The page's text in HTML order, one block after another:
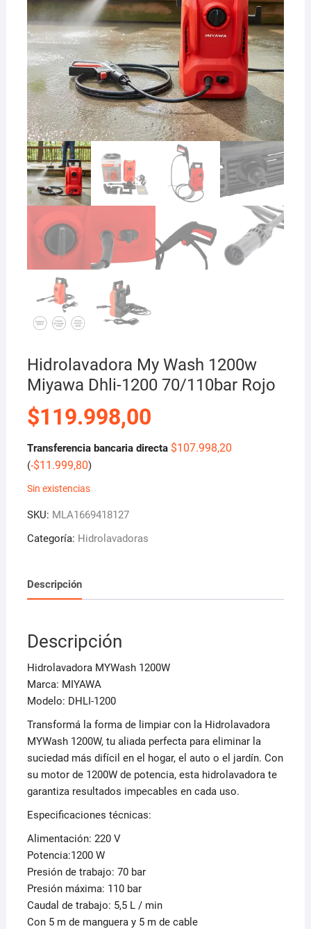
Hidrolavadora My Wash 1200w
Miyawa Dhli-1200 70/110bar Rojo
$119.998,00
Transferencia bancaria directa $107.998,20
(-$11.999,80)
Sin existencias
SKU: MLA1669418127
Categoría: Hidrolavadoras
Descripción
Descripción
Hidrolavadora MYWash 1200W
Marca: MIYAWA
Modelo: DHLI-1200
Transformá la forma de limpiar con la Hidrolavadora
MYWash 1200W, tu aliada perfecta para eliminar la
suciedad más difícil en el hogar, el auto o el jardín. Con
su motor de 1200W de potencia, esta hidrolavadora te
garantiza resultados impecables en cada uso.
Especificaciones técnicas:
Alimentación: 220 V
Potencia:1200 W
Presión de trabajo: 70 bar
Presión máxima: 110 bar
Caudal de trabajo: 5,5 L / min
Con 5 m de manguera y 5 m de cable